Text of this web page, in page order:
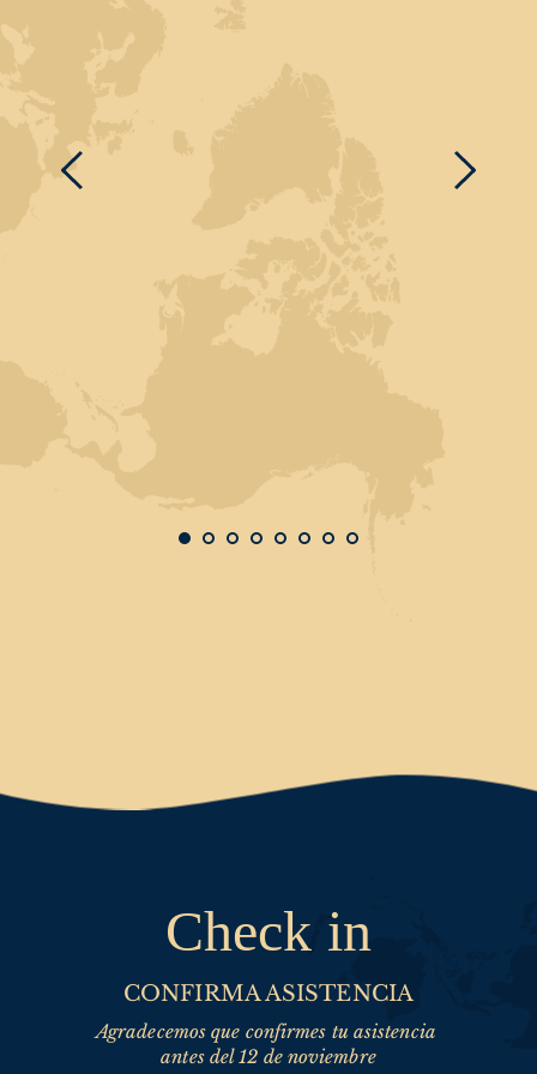
Check in
CONFIRMA ASISTENCIA
Agradecemos que confirmes tu asistencia
antes del 12 de noviembre